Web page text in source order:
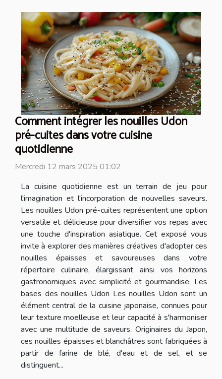
Comment intégrer les nouilles Udon
pré-cuites dans votre cuisine
quotidienne
Mercredi 12 mars 2025 01:02
La cuisine quotidienne est un terrain de jeu pour
l'imagination et l'incorporation de nouvelles saveurs.
Les nouilles Udon pré-cuites représentent une option
versatile et délicieuse pour diversifier vos repas avec
une touche d'inspiration asiatique. Cet exposé vous
invite à explorer des manières créatives d'adopter ces
nouilles épaisses et savoureuses dans votre
répertoire culinaire, élargissant ainsi vos horizons
gastronomiques avec simplicité et gourmandise. Les
bases des nouilles Udon Les nouilles Udon sont un
élément central de la cuisine japonaise, connues pour
leur texture moelleuse et leur capacité à s'harmoniser
avec une multitude de saveurs. Originaires du Japon,
ces nouilles épaisses et blanchâtres sont fabriquées à
partir de farine de blé, d'eau et de sel, et se
distinguent...